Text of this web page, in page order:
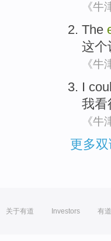
《牛
The
这个
《牛
I
我看
《牛
更多
关于有道 Investors 有